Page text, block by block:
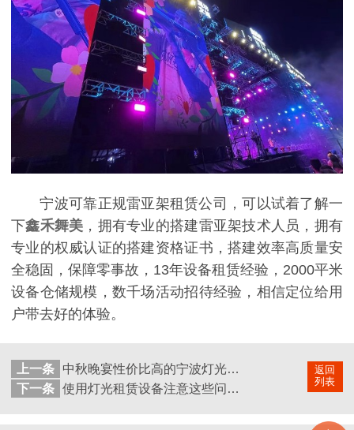
宁波可靠正规雷亚架租赁公司，可以试着了解一
下鑫禾舞美 ，拥有专业的搭建雷亚架技术人员，拥有
专业的权威认证的搭建资格证书，搭建效率高质量安
全稳固，保障零事故，13年设备租赁经验，2000平米
设备仓储规模，数千场活动招待经验，相信定位给用
户带去好的体验。
返回
列表
上一条
中秋晚宴性价比高的宁波灯光租赁公司
下一条
使用灯光租赁设备注意这些问题才能避免故障